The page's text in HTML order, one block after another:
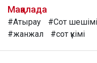
Мақалада
#Атырау #Сот шешімі
#жанжал
#сот үкімі